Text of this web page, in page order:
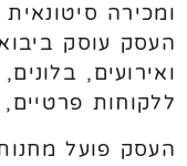
ומכירה
העסק עוסק
ואירועים,
ללקוחות
העסק פועל